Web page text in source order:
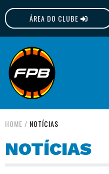
ÁREA DO CLUBE
FPB
HOME / NOTÍCIAS
NOTÍCIAS